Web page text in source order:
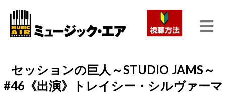
セッションの巨人～STUDIO JAMS～
#46《出演》トレイシー・シルヴァーマ